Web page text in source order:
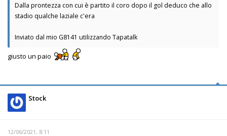
Dalla prontezza con cui è partito il coro dopo il gol deduco che allo
stadio qualche laziale c'era
Inviato dal mio G8141 utilizzando Tapatalk
giusto un paio
Stock
12/06/2021, 8:11